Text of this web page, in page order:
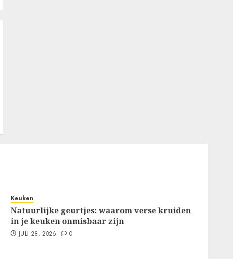
Keuken
Natuurlijke geurtjes: waarom verse kruiden
in je keuken onmisbaar zijn
JULI 28, 2026 0